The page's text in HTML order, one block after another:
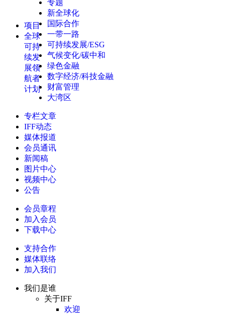
项目
全球
可持
续发
展领
航者
计划
专题
新全球化
国际合作
一带一路
可持续发展/ESG
气候变化/碳中和
绿色金融
数字经济/科技金融
财富管理
大湾区
专栏文章
IFF动态
媒体报道
会员通讯
新闻稿
图片中心
视频中心
公告
会员章程
加入会员
下载中心
支持合作
媒体联络
加入我们
我们是谁
关于IFF
欢迎